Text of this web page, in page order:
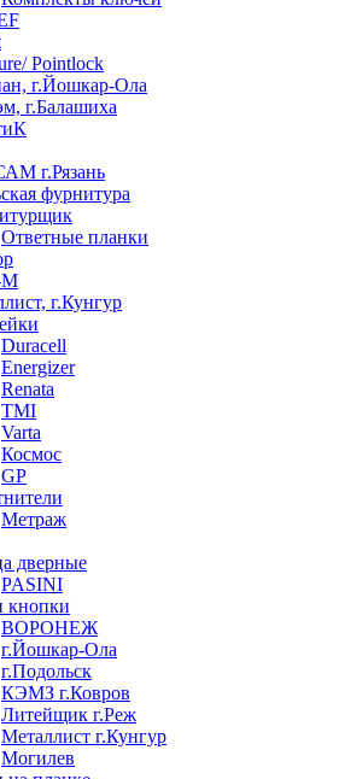
Pointlock
г.Йошкар-Ола
г.Балашиха
г.Рязань
фурнитура
Ответные планки
М
г.Кунгур
Duracell
Energizer
Renata
TMI
Varta
Космос
GP
Метраж
дверные
PASINI
кнопки
ВОРОНЕЖ
г.Йошкар-Ола
г.Подольск
КЭМЗ г.Ковров
Литейщик г.Реж
Металлист г.Кунгур
Могилев